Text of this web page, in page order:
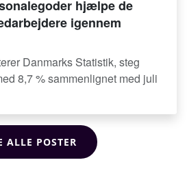
hjælpe de
igennem
Danmarks Statistik, steg
8,7 % sammenlignet med juli
ALLE POSTER